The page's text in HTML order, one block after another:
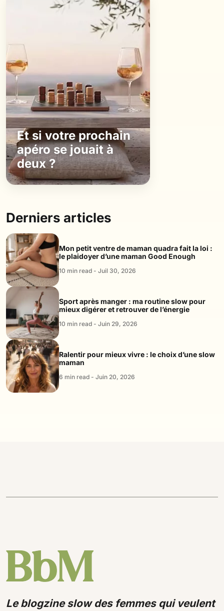
Et si votre prochain
apéro se jouait à
deux ?
Derniers articles
Mon petit ventre de maman quadra fait la loi :
le plaidoyer d’une maman Good Enough
10 min read - Juil 30, 2026
Sport après manger : ma routine slow pour
mieux digérer et retrouver de l’énergie
10 min read - Juin 29, 2026
Ralentir pour mieux vivre : le choix d’une slow
maman
6 min read - Juin 20, 2026
Le blogzine slow des femmes qui veulent